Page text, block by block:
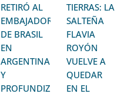
RETIRÓ AL
EMBAJADOR
DE BRASIL
EN
ARGENTINA
Y
PROFUNDIZA
TIERRAS: LA
SALTEÑA
FLAVIA
ROYÓN
VUELVE A
QUEDAR
EN EL